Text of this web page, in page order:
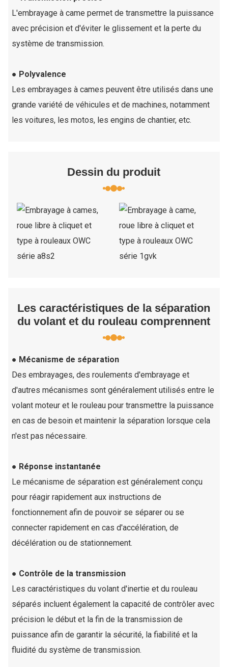
L'embrayage à came permet de transmettre la puissance
avec précision et d'éviter le glissement et la perte du
système de transmission.
● Polyvalence
Les embrayages à cames peuvent être utilisés dans une
grande variété de véhicules et de machines, notamment
les voitures, les motos, les engins de chantier, etc.
Dessin du produit
Les caractéristiques de la séparation
du volant et du rouleau comprennent
● Mécanisme de séparation
Des embrayages, des roulements d'embrayage et
d'autres mécanismes sont généralement utilisés entre le
volant moteur et le rouleau pour transmettre la puissance
en cas de besoin et maintenir la séparation lorsque cela
n'est pas nécessaire.
● Réponse instantanée
Le mécanisme de séparation est généralement conçu
pour réagir rapidement aux instructions de
fonctionnement afin de pouvoir se séparer ou se
connecter rapidement en cas d'accélération, de
décélération ou de stationnement.
● Contrôle de la transmission
Les caractéristiques du volant d'inertie et du rouleau
séparés incluent également la capacité de contrôler avec
précision le début et la fin de la transmission de
puissance afin de garantir la sécurité, la fiabilité et la
fluidité du système de transmission.